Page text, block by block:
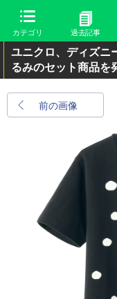
カテゴリ 過去記事
ユニクロ、ディズニ
るみのセット商品を
前の画像